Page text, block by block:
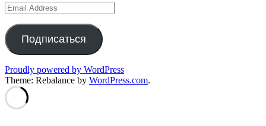
Email
Address
Подписаться
Proudly powered by WordPress
Theme: Rebalance by WordPress.com.